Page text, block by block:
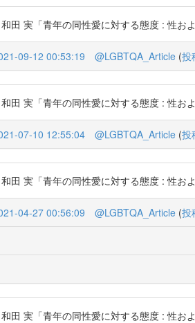
和田 実「青年の同性愛に対する態度 : 性
09-12 00:53:19 @LGBTQA_Article (投
和田 実「青年の同性愛に対する態度 : 性
07-10 12:55:04 @LGBTQA_Article (投
和田 実「青年の同性愛に対する態度 : 性
04-27 00:56:09 @LGBTQA_Article (投
和田 実「青年の同性愛に対する態度 : 性